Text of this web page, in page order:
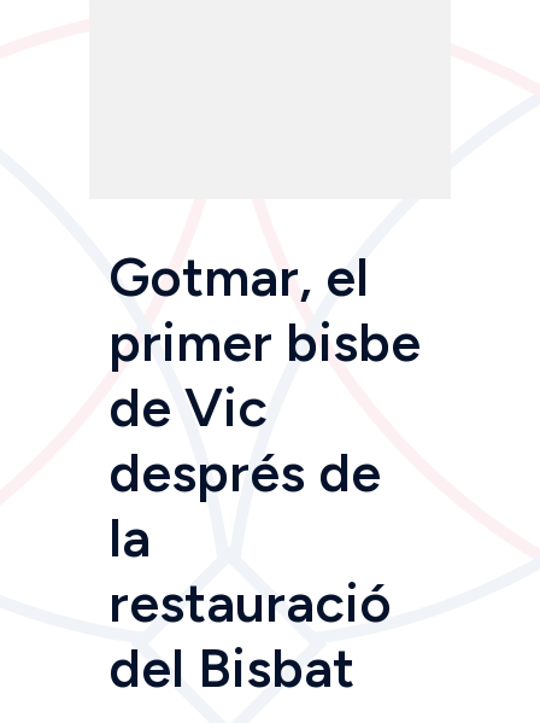
Gotmar, el
primer bisbe
de Vic
després de
la
restauració
del Bisbat